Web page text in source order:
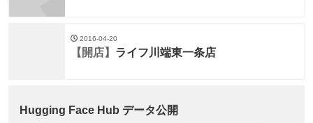
2016-04-20
【開店】 ライフ川端東一条店
Hugging Face Hub データ公開